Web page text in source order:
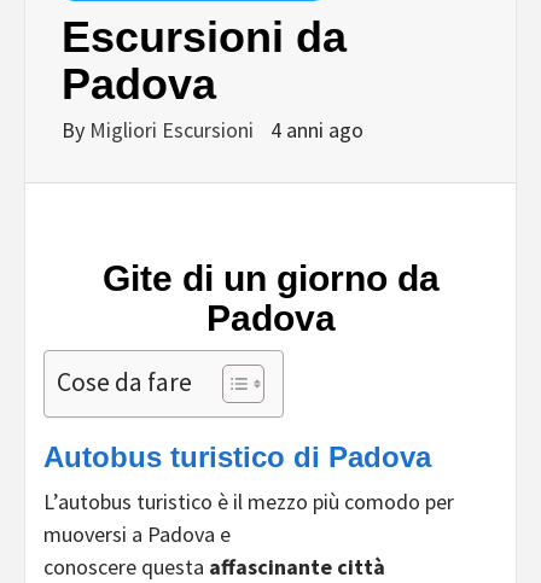
Escursioni da
Padova
By Migliori Escursioni 4 anni ago
Gite di un giorno da
Padova
Cose da fare
Autobus turistico di Padova
L’autobus turistico è il mezzo più comodo per
muoversi a Padova e
conoscere questa affascinante città